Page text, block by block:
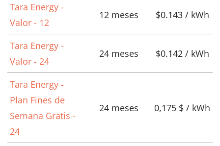
Tara Energy -
Valor - 12
12 meses $0.143 / kWh
Tara Energy -
Valor - 24
24 meses $0.142 / kWh
Tara Energy -
Plan Fines de
Semana Gratis -
24
24 meses 0,175 $ / kWh